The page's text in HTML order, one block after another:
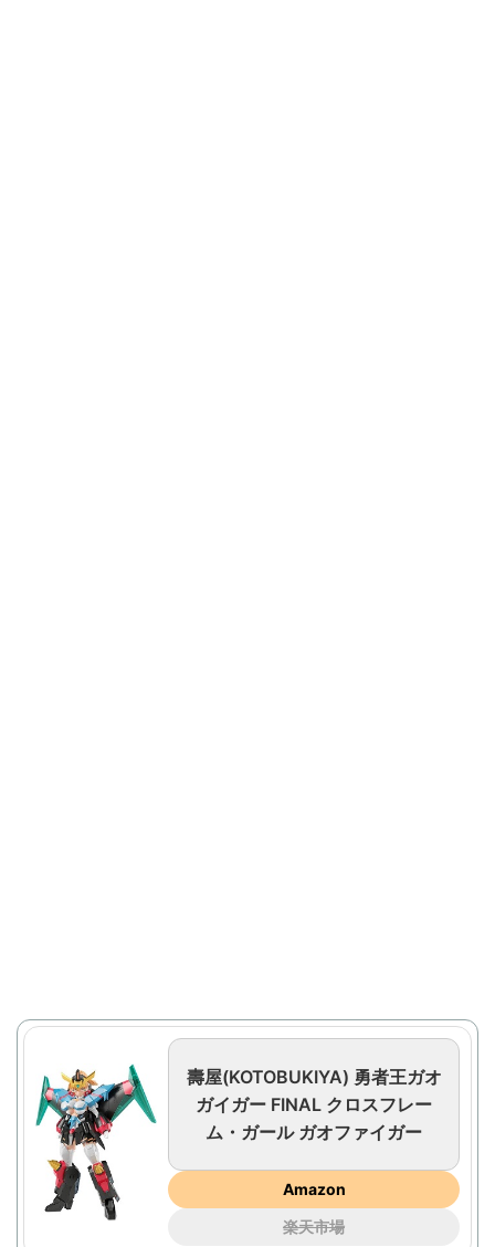
壽屋(KOTOBUKIYA) 勇者王ガオ
ガイガー FINAL クロスフレー
ム・ガール ガオファイガー
Amazon
楽天市場